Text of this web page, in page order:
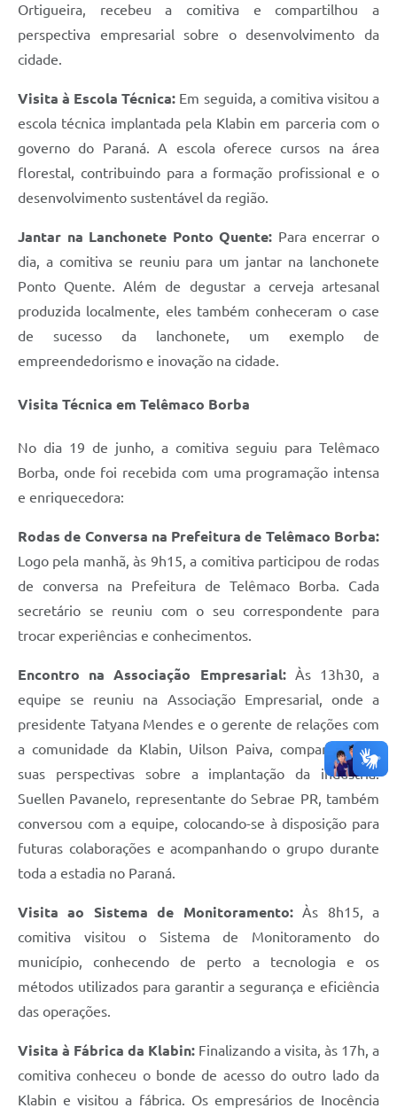
Ortigueira, recebeu a comitiva e compartilhou a
perspectiva empresarial sobre o desenvolvimento da
cidade.
Visita à Escola Técnica: Em seguida, a comitiva visitou a
escola técnica implantada pela Klabin em parceria com o
governo do Paraná. A escola oferece cursos na área
florestal, contribuindo para a formação profissional e o
desenvolvimento sustentável da região.
Jantar na Lanchonete Ponto Quente: Para encerrar o
dia, a comitiva se reuniu para um jantar na lanchonete
Ponto Quente. Além de degustar a cerveja artesanal
produzida localmente, eles também conheceram o case
de sucesso da lanchonete, um exemplo de
empreendedorismo e inovação na cidade.
Visita Técnica em Telêmaco Borba
No dia 19 de junho, a comitiva seguiu para Telêmaco
Borba, onde foi recebida com uma programação intensa
e enriquecedora:
Rodas de Conversa na Prefeitura de Telêmaco Borba:
Logo pela manhã, às 9h15, a comitiva participou de rodas
de conversa na Prefeitura de Telêmaco Borba. Cada
secretário se reuniu com o seu correspondente para
trocar experiências e conhecimentos.
Encontro na Associação Empresarial:Às 13h30, a
equipe se reuniu na Associação Empresarial, onde a
presidente Tatyana Mendes e o gerente de relações com
a comunidade da Klabin, Uilson Paiva, compartilharam
suas perspectivas sobre a implantação da indústria.
Suellen Pavanelo, representante do Sebrae PR, também
conversou com a equipe, colocando-se à disposição para
futuras colaborações e acompanhando o grupo durante
toda a estadia no Paraná.
Visita ao Sistema de Monitoramento:Às 8h15, a
comitiva visitou o Sistema de Monitoramento do
município, conhecendo de perto a tecnologia e os
métodos utilizados para garantir a segurança e eficiência
das operações.
Visita à Fábrica da Klabin: Finalizando a visita, às 17h, a
comitiva conheceu o bonde de acesso do outro lado da
Klabin e visitou a fábrica. Os empresários de Inocência